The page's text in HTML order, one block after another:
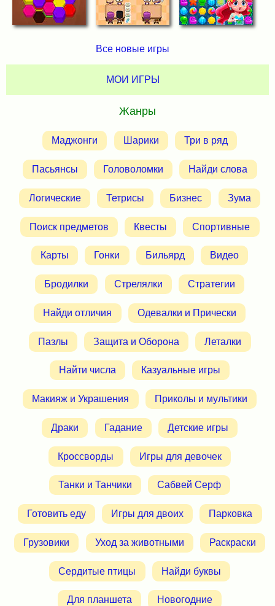
Все новые игры
МОИ ИГРЫ
Жанры
Маджонги Шарики Три в ряд
Пасьянсы Головоломки Найди слова
Логические Тетрисы Бизнес Зума
Поиск предметов Квесты Спортивные
Карты Гонки Бильярд Видео
Бродилки Стрелялки Стратегии
Найди отличия Одевалки и Прически
Пазлы Защита и Оборона Леталки
Найти числа Казуальные игры
Макияж и Украшения Приколы и мультики
Драки Гадание Детские игры
Кроссворды Игры для девочек
Танки и Танчики Сабвей Серф
Готовить еду Игры для двоих Парковка
Грузовики Уход за животными Раскраски
Сердитые птицы Найди буквы
Для планшета Новогодние